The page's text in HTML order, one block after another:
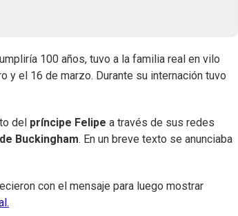
100 años, tuvo a la familia real en vilo
y el 16 de marzo. Durante su internación tuvo
del príncipe Felipe a través de sus redes
Buckingham. En un breve texto se anunciaba
con el mensaje para luego mostrar